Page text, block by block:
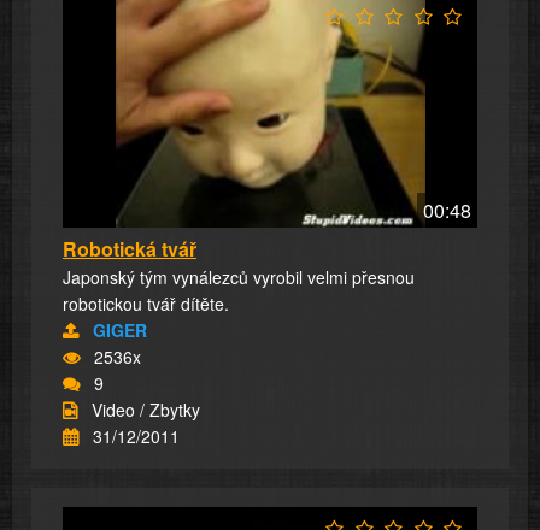
00:48
Robotická tvář
Japonský tým vynálezců vyrobil velmi přesnou
robotickou tvář dítěte.
GIGER
2536x
9
Video / Zbytky
31/12/2011